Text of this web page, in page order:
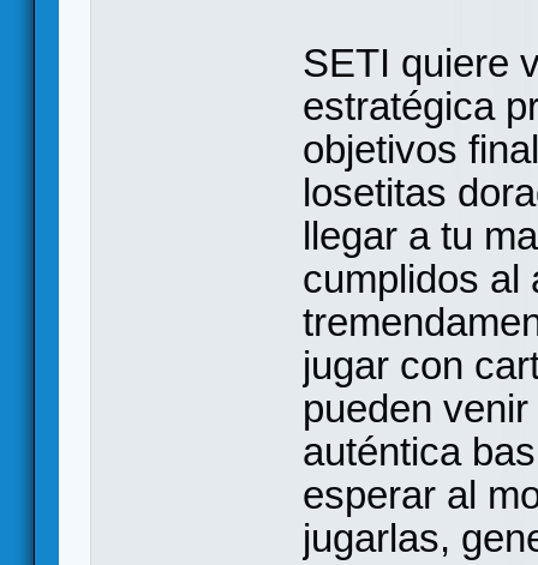
SETI quiere
estratégica
objetivos
losetitas
llegar a tu
cumplidos al
jugar con
pueden
auténtica
esperar al
jugarlas,